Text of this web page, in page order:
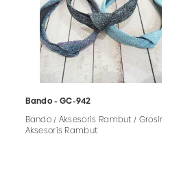
Bando - GC-942
Bando / Aksesoris Rambut / Grosir
Aksesoris Rambut